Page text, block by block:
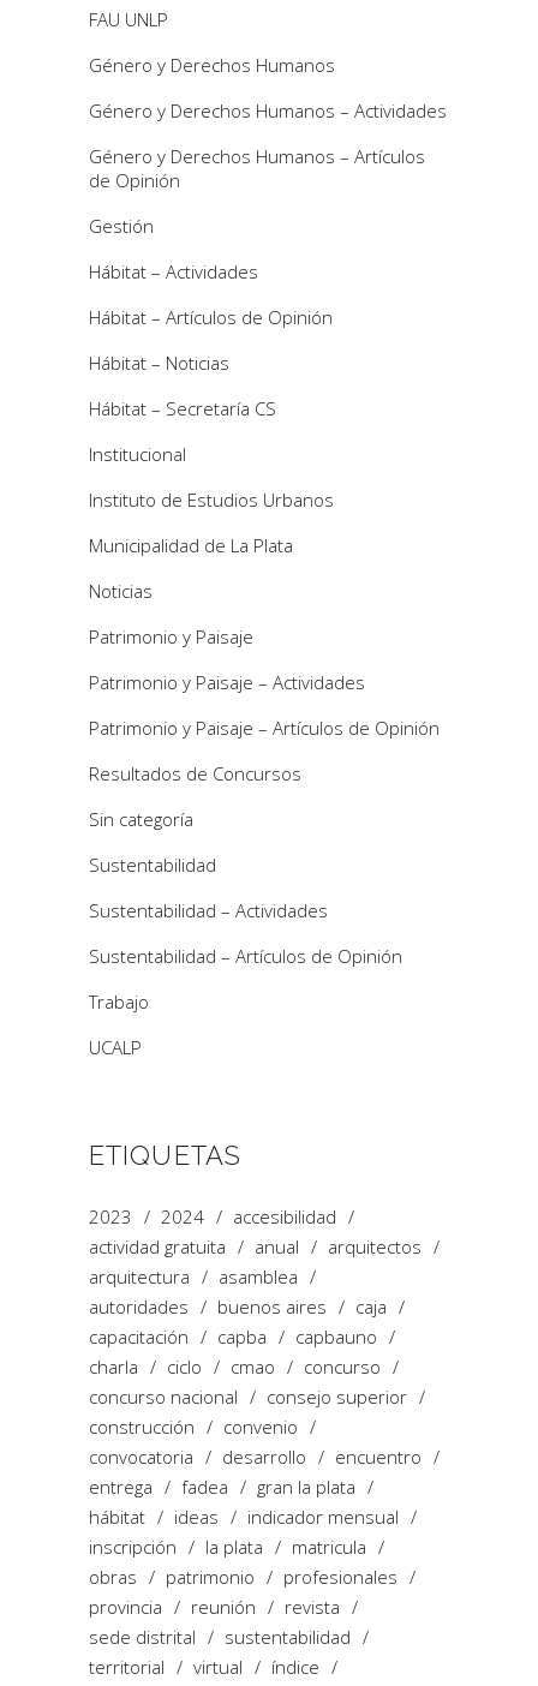
FAU UNLP
Género y Derechos Humanos
Género y Derechos Humanos – Actividades
Género y Derechos Humanos – Artículos
de Opinión
Gestión
Hábitat – Actividades
Hábitat – Artículos de Opinión
Hábitat – Noticias
Hábitat – Secretaría CS
Institucional
Instituto de Estudios Urbanos
Municipalidad de La Plata
Noticias
Patrimonio y Paisaje
Patrimonio y Paisaje – Actividades
Patrimonio y Paisaje – Artículos de Opinión
Resultados de Concursos
Sin categoría
Sustentabilidad
Sustentabilidad – Actividades
Sustentabilidad – Artículos de Opinión
Trabajo
UCALP
ETIQUETAS
2023 2024
accesibilidad
actividad gratuita
anual
arquitectos
arquitectura
asamblea
autoridades
buenos aires
caja
capacitación
capba
capbauno
charla
ciclo cmao
concurso
concurso nacional
consejo superior
construcción
convenio
convocatoria
desarrollo
encuentro
entrega
fadea
gran la plata
hábitat
ideas
indicador mensual
inscripción
la plata
matricula
obras
patrimonio
profesionales
provincia
reunión
revista
sede distrital
sustentabilidad
territorial
virtual índice